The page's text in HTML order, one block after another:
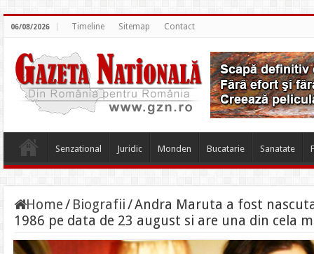
06/08/2026 Timeline Sitemap Contact
Senzational Juridic Monden Bucatarie Sanatate
Home/ Biografii/Andra Maruta a fost
1986 pe data de 23 august si are una din cela